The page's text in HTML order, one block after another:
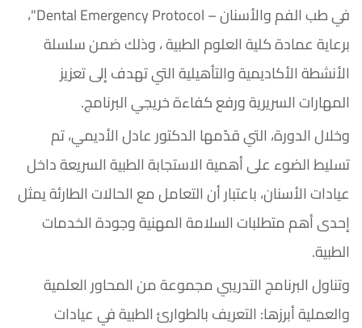
في طب الفم والأسنان – Dental Emergency Protocol"،
برعاية عمادة كلية العلوم الطبية ، وذلك ضمن سلسلة
الأنشطة الأكاديمية والتأهيلية التي تهدف إلى تعزيز
المهارات السريرية ورفع كفاءة خريجي البرنامج.
وخلال الدورة، التي قدّمها الدكتور عادل الأديمي، تم
تسليط الضوء على أهمية الاستجابة الطبية السريعة داخل
عيادات الأسنان، باعتبار أن التعامل مع الحالات الطارئة يمثل
إحدى أهم متطلبات السلامة المهنية وجودة الخدمات
الطبية.
وتناول البرنامج التدريبي مجموعة من المحاور العلمية
والعملية أبرزها: التعريف بالطوارئ الطبية في عيادات